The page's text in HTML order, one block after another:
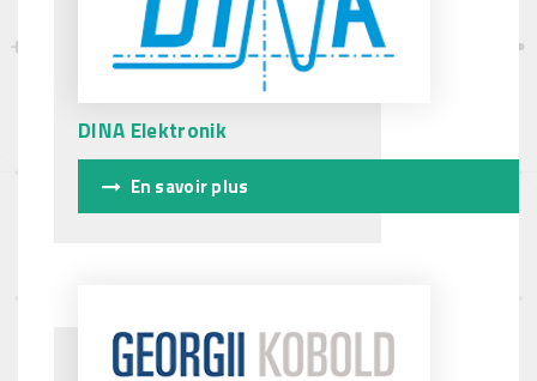
DINA Elektronik
En savoir plus